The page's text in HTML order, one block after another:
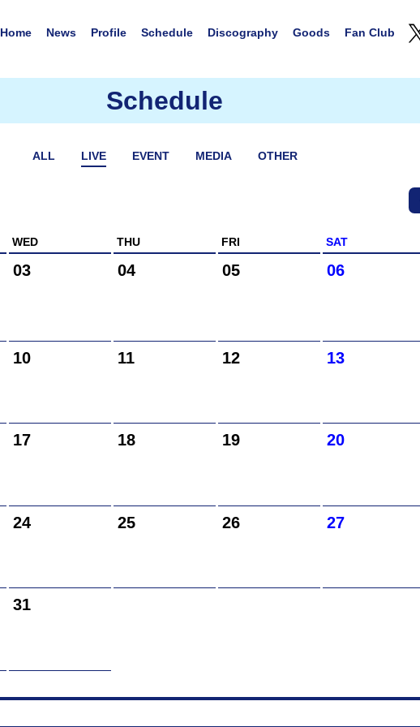
Home News Profile Schedule Discography Goods Fan Club
Schedule
ALL LIVE EVENT MEDIA OTHER
WED THU FRI SAT
03 04 05 06
10 11 12 13
17 18 19 20
24 25 26 27
31